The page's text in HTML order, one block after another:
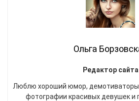
Ольга
Редактор сайта
Люблю хороший юмор,
фотографии красивых девушек и